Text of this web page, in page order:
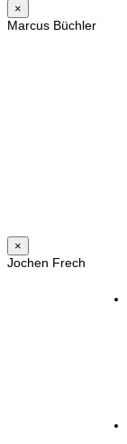
×
Marcus Büchler
×
Jochen Frech